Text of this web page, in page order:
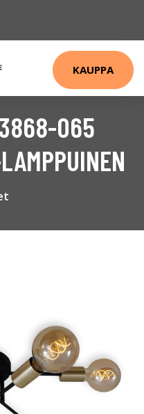
KAUPPA
3868-065